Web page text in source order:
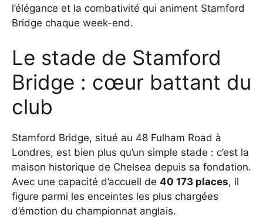
l’élégance et la combativité qui animent Stamford
Bridge chaque week-end.
Le stade de Stamford
Bridge : cœur battant du
club
Stamford Bridge, situé au 48 Fulham Road à
Londres, est bien plus qu’un simple stade : c’est la
maison historique de Chelsea depuis sa fondation.
Avec une capacité d’accueil de 40 173 places, il
figure parmi les enceintes les plus chargées
d’émotion du championnat anglais.